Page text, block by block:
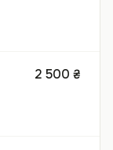
2 500 ₴